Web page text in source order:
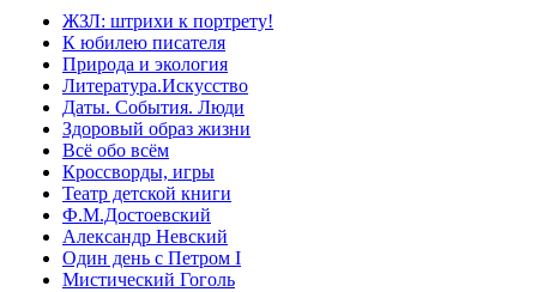
ЖЗЛ: штрихи к портрету!
К юбилею писателя
Природа и экология
Литература.Искусство
Даты. События. Люди
Здоровый образ жизни
Всё обо всём
Кроссворды, игры
Театр детской книги
Ф.М.Достоевский
Александр Невский
Один день с Петром I
Мистический Гоголь